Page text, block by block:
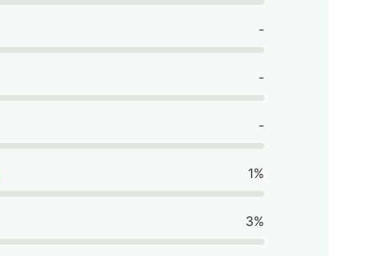
-
-
-
1%
3%